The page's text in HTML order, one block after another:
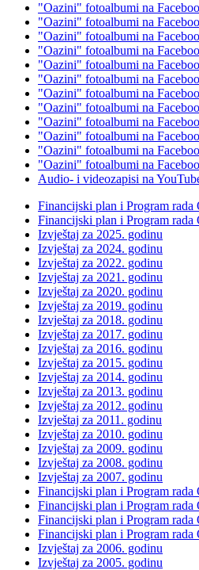
"Oazini" fotoalbumi na
"Oazini" fotoalbumi na
"Oazini" fotoalbumi na
"Oazini" fotoalbumi na
"Oazini" fotoalbumi na
"Oazini" fotoalbumi na
"Oazini" fotoalbumi na
"Oazini" fotoalbumi na
"Oazini" fotoalbumi na
"Oazini" fotoalbumi na
"Oazini" fotoalbumi na
"Oazini" fotoalbumi na
Audio- i videozapisi na
Financijski plan i Program rada
Financijski plan i Program rada
Izvještaj za 2025. godinu
Izvještaj za 2024. godinu
Izvještaj za 2022. godinu
Izvještaj za 2021. godinu
Izvještaj za 2020. godinu
Izvještaj za 2019. godinu
Izvještaj za 2018. godinu
Izvještaj za 2017. godinu
Izvještaj za 2016. godinu
Izvještaj za 2015. godinu
Izvještaj za 2014. godinu
Izvještaj za 2013. godinu
Izvještaj za 2012. godinu
Izvještaj za 2011. godinu
Izvještaj za 2010. godinu
Izvještaj za 2009. godinu
Izvještaj za 2008. godinu
Izvještaj za 2007. godinu
Financijski plan i Program rada
Financijski plan i Program rada
Financijski plan i Program rada
Financijski plan i Program rada
Izvještaj za 2006. godinu
Izvještaj za 2005. godinu